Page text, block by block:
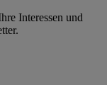
Interessen und